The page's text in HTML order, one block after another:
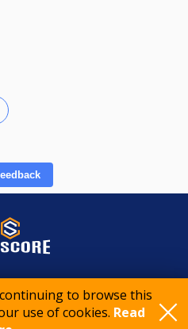
to browse this
use of cookies. Read
International